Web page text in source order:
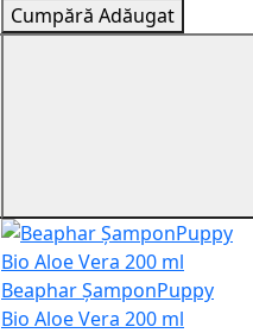
Cumpără Adăugat
Beaphar ȘamponPuppy
Bio Aloe Vera 200 ml